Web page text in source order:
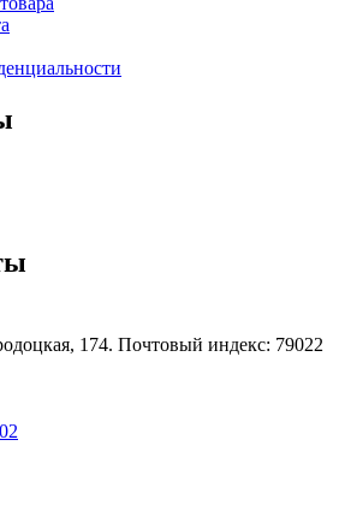
174. Почтовый индекс: 79022